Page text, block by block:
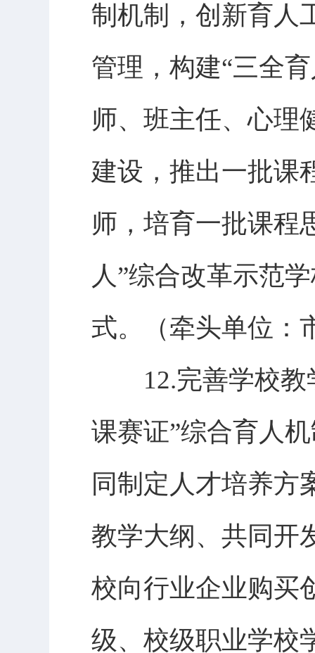
制机制，创新育人
管理，构建“三全
师、班主任、心理
建设，推出一批课
师，培育一批课程
人”综合改革示范
式。（牵头单位：
12.完善学校教
课赛证”综合育人
同制定人才培养方
教学大纲、共同开
校向行业企业购买
级、校级职业学校